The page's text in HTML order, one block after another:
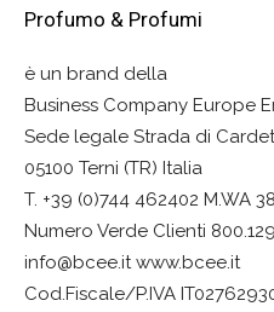
Profumo & Profumi
è un brand della
Business Company Europe
Sede legale Strada di
05100 Terni (TR) Italia
T. +39 (0)744 462402 M.WA
Numero Verde Clienti
info@bcee.it www.bcee.it
Cod.Fiscale/P.IVA